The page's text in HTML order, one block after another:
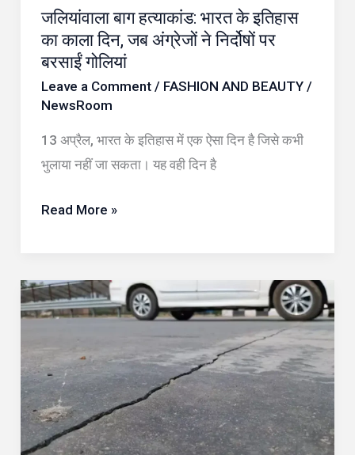
जलियांवाला बाग हत्याकांड: भारत के इतिहास
का काला दिन, जब अंग्रेजों ने निर्दोषों पर
बरसाईं गोलियां
Leave a Comment / FASHION AND BEAUTY/
NewsRoom
13 अप्रैल, भारत के इतिहास में एक ऐसा दिन है जिसे कभी
भुलाया नहीं जा सकता। यह वही दिन है
दिन,
जब
अंग्रेजों
ने
पर
बरसाईं
Read More »
जेपी
गंगा
पुल
में
दरारें:
3831